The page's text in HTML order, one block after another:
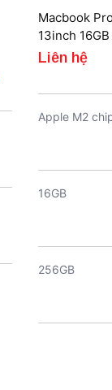
Macbook
13inch 16GB
New
Liên hệ
Apple M2
16GB
256GB